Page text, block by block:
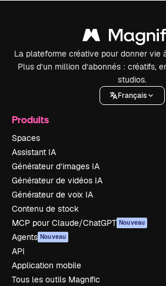
La plateforme créative pour donner vie
Plus d’un million d’abonnés : créatifs,
studios.
Français
Produits
Spaces
Assistant IA
Générateur d’images IA
Générateur de vidéos IA
Générateur de voix IA
Contenu de stock
MCP pour Claude/ChatGPT Nouveau
Agents Nouveau
API
Application mobile
Tous les outils Magnific